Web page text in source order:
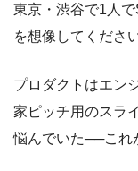
東京・渋谷で1人
を想像してください
プロダクトはエン
家ピッチ用のスラ
悩んでいた──これ